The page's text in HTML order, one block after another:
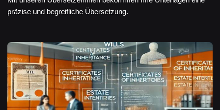
präzise und begreifliche Übersetzung.